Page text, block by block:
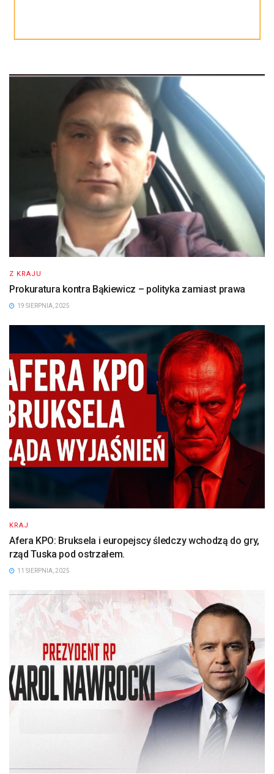
Z KRAJU
Prokuratura kontra Bąkiewicz – polityka zamiast prawa
19 SIERPNIA, 2025
KRAJ
Afera KPO: Bruksela i europejscy śledczy wchodzą do gry,
rząd Tuska pod ostrzałem.
11 SIERPNIA, 2025